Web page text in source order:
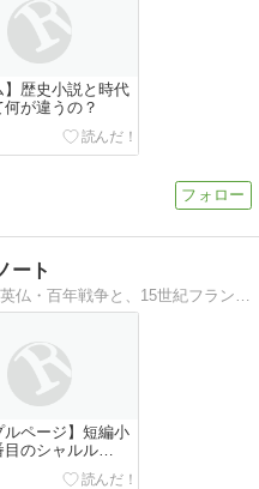
】歴史小説と時代
が違うの？
ート
ルページ】短編小
目のシャルル